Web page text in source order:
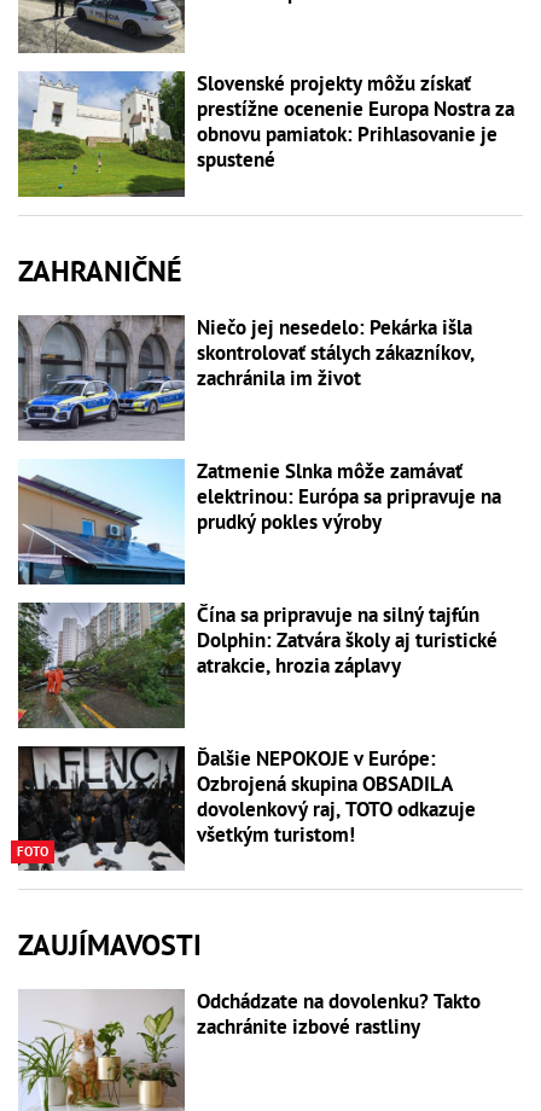
Slovenské projekty môžu získať
prestížne ocenenie Europa Nostra za
obnovu pamiatok: Prihlasovanie je
spustené
ZAHRANIČNÉ
Niečo jej nesedelo: Pekárka išla
skontrolovať stálych zákazníkov,
zachránila im život
Zatmenie Slnka môže zamávať
elektrinou: Európa sa pripravuje na
prudký pokles výroby
Čína sa pripravuje na silný tajfún
Dolphin: Zatvára školy aj turistické
atrakcie, hrozia záplavy
FOTO
Ďalšie NEPOKOJE v Európe:
Ozbrojená skupina OBSADILA
dovolenkový raj, TOTO odkazuje
všetkým turistom!
ZAUJÍMAVOSTI
Odchádzate na dovolenku? Takto
zachránite izbové rastliny